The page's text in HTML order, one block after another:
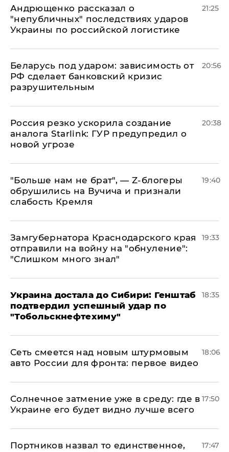
Андрющенко рассказал о
"непубличных" последствиях ударов
Украины по российской логистике
21:25
Беларусь под ударом: зависимость от
РФ сделает банковский кризис
разрушительным
20:56
​Россия резко ускорила создание
аналога Starlink: ГУР предупредил о
новой угрозе
20:38
​"Больше нам не брат", — Z-блогеры
обрушились на Вучича и признали
слабость Кремля
19:40
Замгубернатора Краснодарского края
отправили на войну на "обнуление":
"Слишком много знал"
19:33
Украина достала до Сибири: Генштаб
подтвердил успешный удар по
"Тобольскнефтехиму"
18:35
Сеть смеется над новым штурмовым
авто России для фронта: первое видео
18:06
​Солнечное затмение уже в среду: где в
Украине его будет видно лучше всего
17:50
Портников назвал то единственное,
17:47